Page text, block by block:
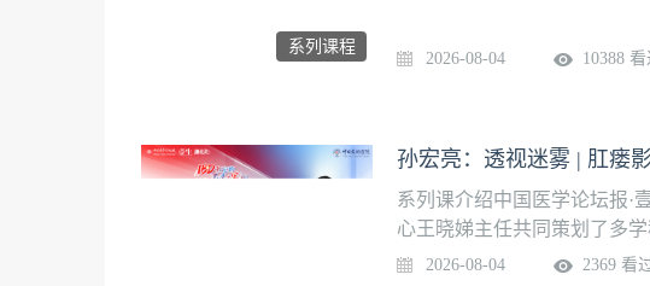
间8月5日（周三）系列课安排
系列课程
2026-08-04 10388 看
孙宏亮：透视迷雾 | 肛瘘
系列课介绍中国医学论坛报·
心王晓娣主任共同策划了多
们》。课程聚焦IBD及其合
2026-08-04 2369 看